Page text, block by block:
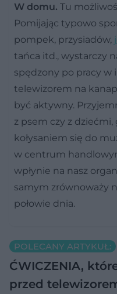
W domu. Tu
Pomijając typowo
pompek, przysiadów,
tańca itd., wystarczy
spędzony po pracy w
telewizorem na
być aktywny.
z psem czy z
kołysaniem się do
w centrum
wpłynie na nasz
samym zrównoważy
połowie dnia.
POLECANY ARTYKUŁ:
ĆWICZENIA,
przed